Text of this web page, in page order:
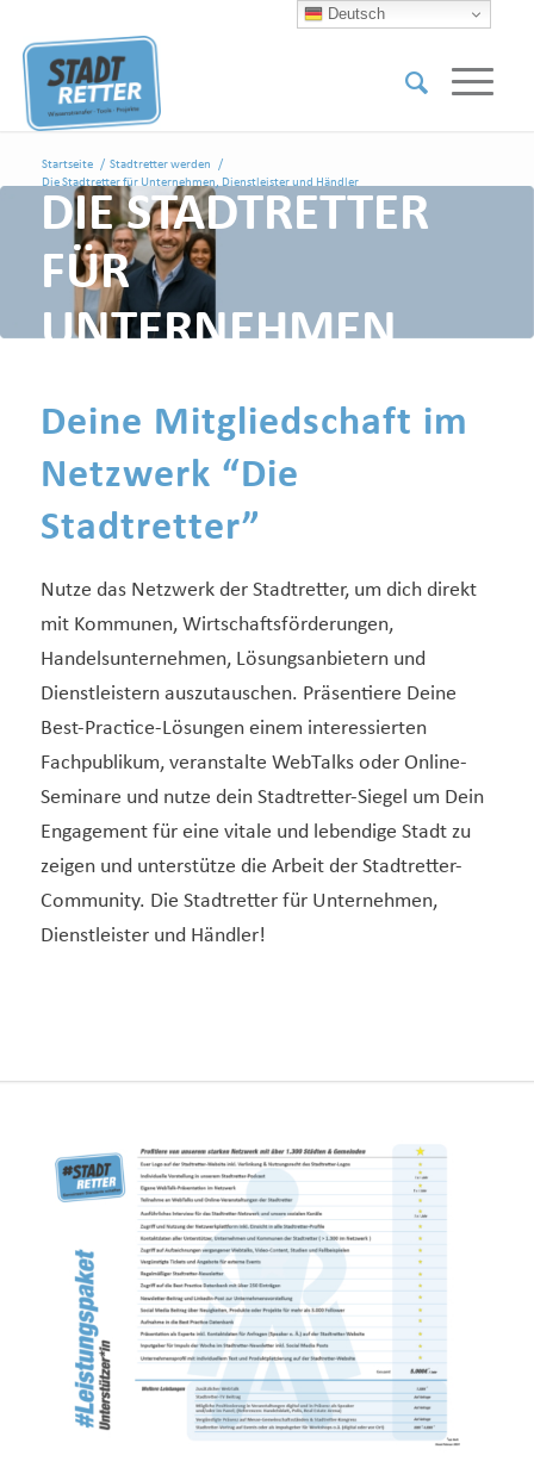
Startseite / Stadtretter werden
/
Die Stadtretter für Unternehmen, Dienstleister und Händler
DIE STADTRETTER
FÜR
UNTERNEHMEN,
HÄNDLER
Deine Mitgliedschaft im
Netzwerk “Die
Stadtretter”
Nutze das Netzwerk der Stadtretter, um dich direkt
mit Kommunen, Wirtschaftsförderungen,
Handelsunternehmen, Lösungsanbietern und
Dienstleistern auszutauschen. Präsentiere Deine
Best-Practice-Lösungen einem interessierten
Fachpublikum, veranstalte WebTalks oder Online-
Seminare und nutze dein Stadtretter-Siegel um Dein
Engagement für eine vitale und lebendige Stadt zu
zeigen und unterstütze die Arbeit der Stadtretter-
Community. Die Stadtretter für Unternehmen,
Dienstleister und Händler!
Deutsch